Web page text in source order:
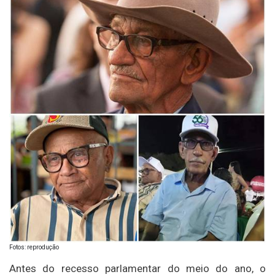
Fotos: reprodução
Antes do recesso parlamentar do meio do ano, o